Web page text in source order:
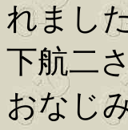
れまし
下航二
おなじ